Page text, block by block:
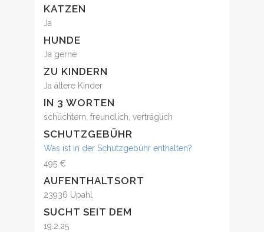
KATZEN
Ja
HUNDE
Ja gerne
ZU KINDERN
Ja ältere Kinder
IN 3 WORTEN
schüchtern, freundlich, verträglich
SCHUTZGEBÜHR
Was ist in der Schutzgebühr enthalten?
495 €
AUFENTHALTSORT
23936 Upahl
SUCHT SEIT DEM
19.2.25